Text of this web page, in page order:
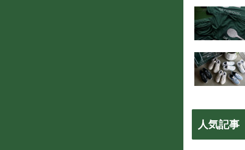
人気記事